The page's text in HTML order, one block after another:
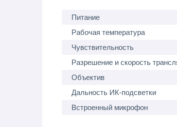
Питание
Рабочая температура
Чувствительность
Разрешение и скорость
Объектив
Дальность ИК-подсветки
Встроенный микрофон